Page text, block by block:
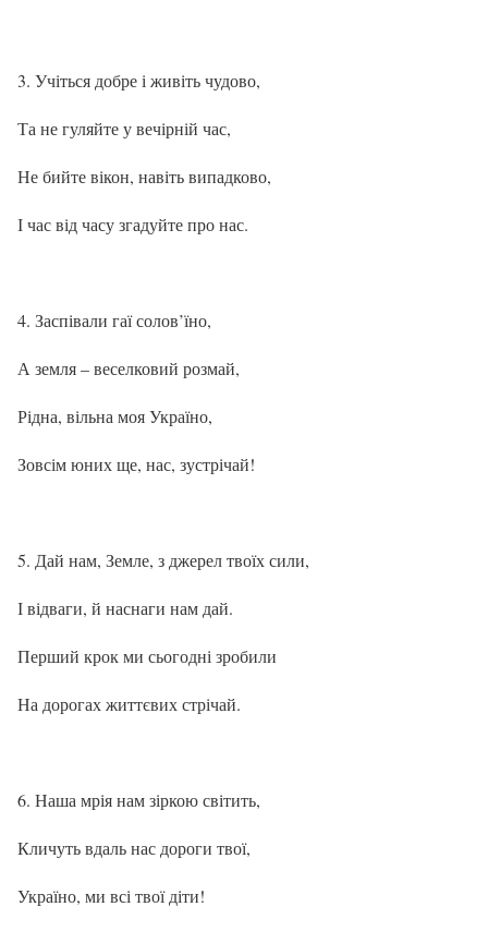
Учіться добре і живіть чудово,
Та не гуляйте у вечірній час,
Не бийте вікон, навіть випадково,
І час від часу згадуйте про нас.
Заспівали гаї солов’їно,
А земля – веселковий розмай,
Рідна, вільна моя Україно,
Зовсім юних ще, нас, зустрічай!
Дай нам, Земле, з джерел твоїх сили,
І відваги, й наснаги нам дай.
Перший крок ми сьогодні зробили
На дорогах життєвих стрічай.
Наша мрія нам зіркою світить,
Кличуть вдаль нас дороги твої,
Україно, ми всі твої діти!